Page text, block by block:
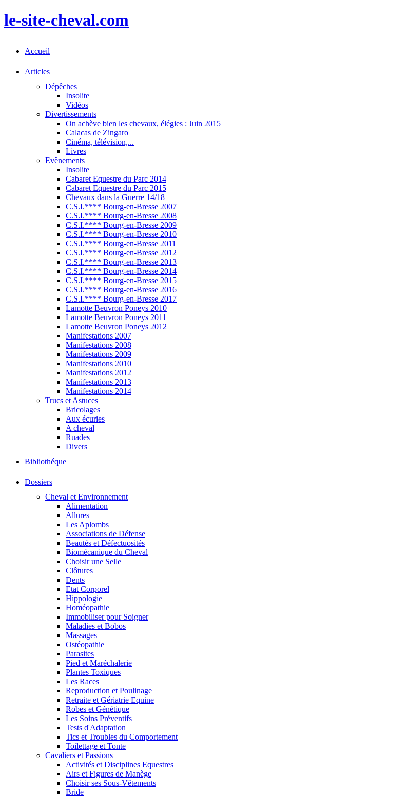
le-site-cheval.com
Accueil
Articles
Dépêches
Insolite
Vidéos
Divertissements
On achève bien les chevaux, élégies : Juin 2015
Calacas de Zingaro
Cinéma, télévision,...
Livres
Evênements
Insolite
Cabaret Equestre du Parc 2014
Cabaret Equestre du Parc 2015
Chevaux dans la Guerre 14/18
C.S.I.**** Bourg-en-Bresse 2007
C.S.I.**** Bourg-en-Bresse 2008
C.S.I.**** Bourg-en-Bresse 2009
C.S.I.**** Bourg-en-Bresse 2010
C.S.I.**** Bourg-en-Bresse 2011
C.S.I.**** Bourg-en-Bresse 2012
C.S.I.**** Bourg-en-Bresse 2013
C.S.I.**** Bourg-en-Bresse 2014
C.S.I.**** Bourg-en-Bresse 2015
C.S.I.**** Bourg-en-Bresse 2016
C.S.I.**** Bourg-en-Bresse 2017
Lamotte Beuvron Poneys 2010
Lamotte Beuvron Poneys 2011
Lamotte Beuvron Poneys 2012
Manifestations 2007
Manifestations 2008
Manifestations 2009
Manifestations 2010
Manifestations 2012
Manifestations 2013
Manifestations 2014
Trucs et Astuces
Bricolages
Aux écuries
A cheval
Ruades
Divers
Bibliothéque
Dossiers
Cheval et Environnement
Alimentation
Allures
Les Aplombs
Associations de Défense
Beautés et Défectuosités
Biomécanique du Cheval
Choisir une Selle
Clôtures
Dents
Etat Corporel
Hippologie
Homéopathie
Immobiliser pour Soigner
Maladies et Bobos
Massages
Ostéopathie
Parasites
Pied et Maréchalerie
Plantes Toxiques
Les Races
Reproduction et Poulinage
Retraite et Gériatrie Equine
Robes et Génétique
Les Soins Préventifs
Tests d'Adaptation
Tics et Troubles du Comportement
Toilettage et Tonte
Cavaliers et Passions
Activités et Disciplines Equestres
Airs et Figures de Manège
Choisir ses Sous-Vêtements
Bride